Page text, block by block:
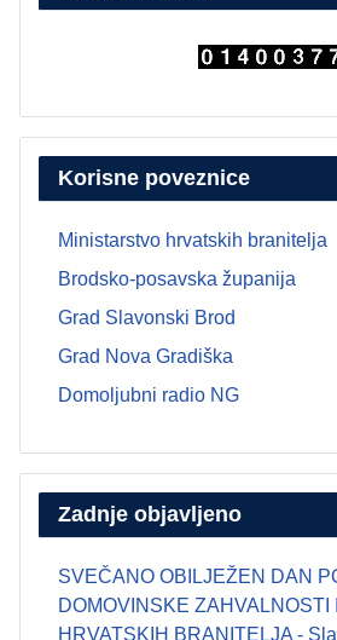
Korisne poveznice
Ministarstvo hrvatskih branitelja
Brodsko-posavska županija
Grad Slavonski Brod
Grad Nova Gradiška
Domoljubni radio NG
Zadnje objavljeno
SVEČANO OBILJEŽEN DAN
DOMOVINSKE ZAHVALNOSTI
HRVATSKIH BRANITELJA -